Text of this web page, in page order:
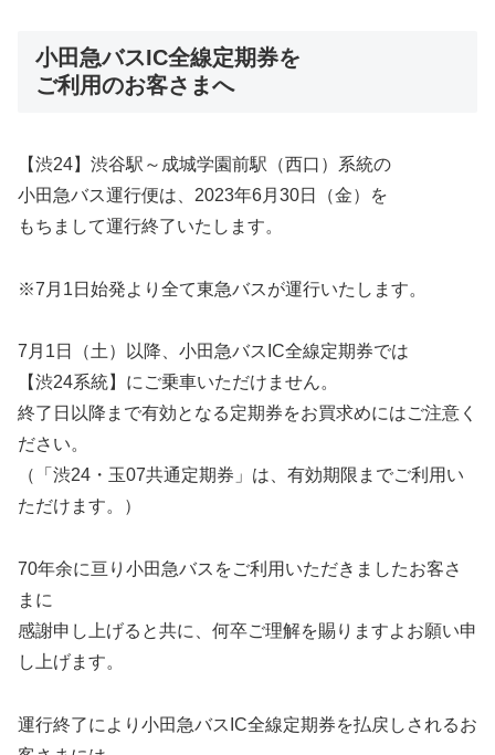
小田急バスIC全線定期券を
ご利用のお客さまへ
【渋24】渋谷駅～成城学園前駅（西口）系統の
小田急バス運行便は、2023年6月30日（金）を
もちまして運行終了いたします。
※7月1日始発より全て東急バスが運行いたします。
7月1日（土）以降、小田急バスIC全線定期券では
【渋24系統】にご乗車いただけません。
終了日以降まで有効となる定期券をお買求めにはご注意く
ださい。
（「渋24・玉07共通定期券」は、有効期限までご利用い
ただけます。）
70年余に亘り小田急バスをご利用いただきましたお客さ
まに
感謝申し上げると共に、何卒ご理解を賜りますよお願い申
し上げます。
運行終了により小田急バスIC全線定期券を払戻しされるお